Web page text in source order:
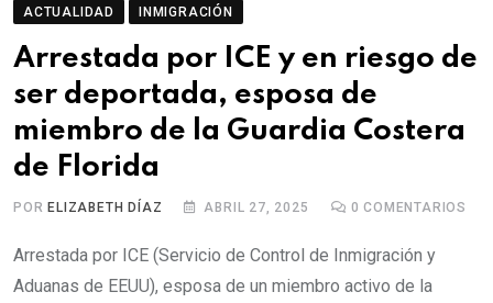
ACTUALIDAD INMIGRACIÓN
Arrestada por ICE y en riesgo de
ser deportada, esposa de
miembro de la Guardia Costera
de Florida
PORELIZABETH DÍAZ ABRIL 27, 2025 0 COMENTARIOS
Arrestada por ICE (Servicio de Control de Inmigración y
Aduanas de EEUU), esposa de un miembro activo de la